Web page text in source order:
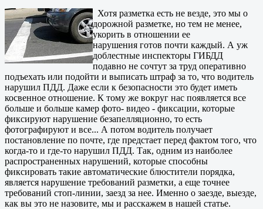
Хотя разметка есть не везде, это мы о
дорожной разметке, но тем не менее,
укорить в отношении ее
нарушения готов почти каждый. А уж
доблестные инспекторы ГИБДД
подавно не сочтут за труд оперативно
подъехать или подойти и выписать штраф за то, что водитель
нарушил ПДД. Даже если к безопасности это будет иметь
косвенное отношение. К тому же вокруг нас появляется все
больше и больше камер фото- видео - фиксации, которые
фиксируют нарушение безапелляционно, то есть
фотографируют и все... А потом водитель получает
постановление по почте, где предстает перед фактом того, что
когда-то и где-то нарушил ПДД. Так, одним из наиболее
распространенных нарушений, которые способны
фиксировать такие автоматические блюстители порядка,
является нарушение требований разметки, а еще точнее
требований стоп-линии, заезд за нее. Именно о заезде, выезде,
как вы это не назовите, мы и расскажем в нашей статье.